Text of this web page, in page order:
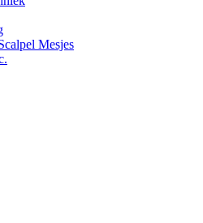
Mesjes